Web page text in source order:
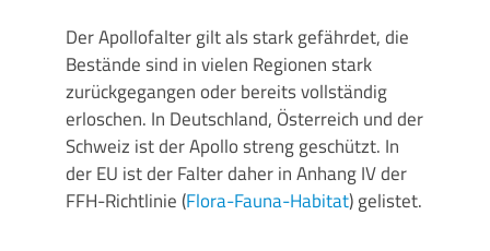
Der Apollofalter gilt als stark gefährdet, die
Bestände sind in vielen Regionen stark
zurückgegangen oder bereits vollständig
erloschen. In Deutschland, Österreich und der
Schweiz ist der Apollo streng geschützt. In
der EU ist der Falter daher in Anhang IV der
FFH-Richtlinie (Flora-Fauna-Habitat) gelistet.